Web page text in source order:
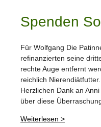
Spenden
Für Wolfgang Die
refinanzierten seine
rechte Auge entfernt
reichlich
Herzlichen Dank an
über diese
Weiterlesen >